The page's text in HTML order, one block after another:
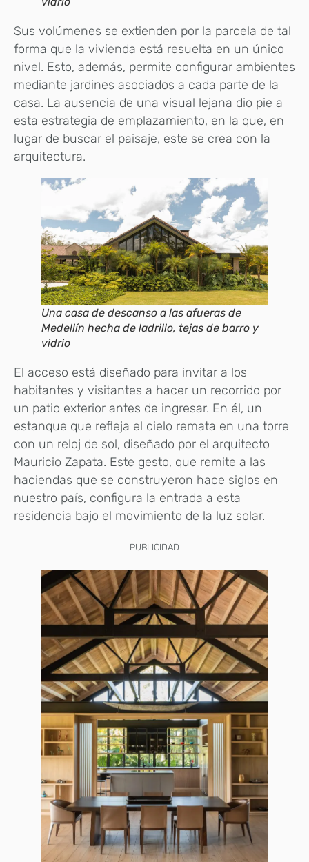
Sus volúmenes se extienden por la parcela de tal
forma que la vivienda está resuelta en un único
nivel. Esto, además, permite configurar ambientes
mediante jardines asociados a cada parte de la
casa. La ausencia de una visual lejana dio pie a
esta estrategia de emplazamiento, en la que, en
lugar de buscar el paisaje, este se crea con la
arquitectura.
Una casa de descanso a las afueras de
Medellín hecha de ladrillo, tejas de barro y
vidrio
El acceso está diseñado para invitar a los
habitantes y visitantes a hacer un recorrido por
un patio exterior antes de ingresar. En él, un
estanque que refleja el cielo remata en una torre
con un reloj de sol, diseñado por el arquitecto
Mauricio Zapata. Este gesto, que remite a las
haciendas que se construyeron hace siglos en
nuestro país, configura la entrada a esta
residencia bajo el movimiento de la luz solar.
PUBLICIDAD